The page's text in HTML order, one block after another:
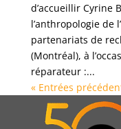
d’accueillir Cyrine
l’anthropologie de
partenariats de
(Montréal), à
réparateur :...
« Entrées